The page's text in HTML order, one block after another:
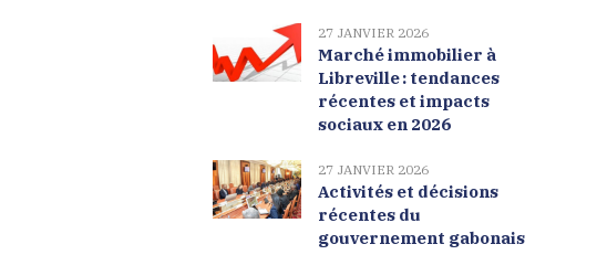
27 JANVIER 2026
Marché immobilier à
Libreville : tendances
récentes et impacts
sociaux en 2026
27 JANVIER 2026
Activités et décisions
récentes du
gouvernement gabonais